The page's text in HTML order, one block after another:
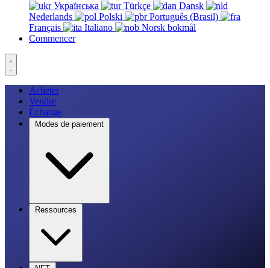
Українська
Türkçe
Dansk
Nederlands
Polski
Português (Brasil)
Français
Italiano
Norsk bokmål
Commencer
Acheter
Vendre
Échange
Modes de paiement
Ressources